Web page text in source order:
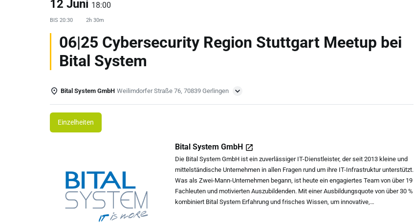
12 Juni 18:00
BIS 20:30 2h 30m
06|25 Cybersecurity Region Stuttgart Meetup bei
Bital System
Bital System GmbH Weilimdorfer Straße 76, 70839 Gerlingen
Einzelheiten
Bital System GmbH
Die Bital System GmbH ist ein zuverlässiger IT-Dienstleister, der seit 2013 kleine und
mittelständische Unternehmen in allen Fragen rund um ihre IT-Infrastruktur unterstützt.
Was als Zwei-Mann-Unternehmen begann, ist heute ein engagiertes Team von über 19
Fachleuten und motivierten Auszubildenden. Mit einer Ausbildungsquote von über 30 %
kombiniert Bital System Erfahrung und frisches Wissen, um innovative,